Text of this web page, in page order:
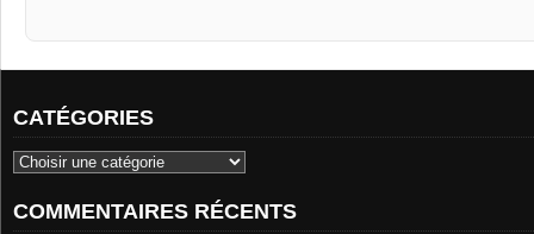
CATÉGORIES
COMMENTAIRES RÉCENTS